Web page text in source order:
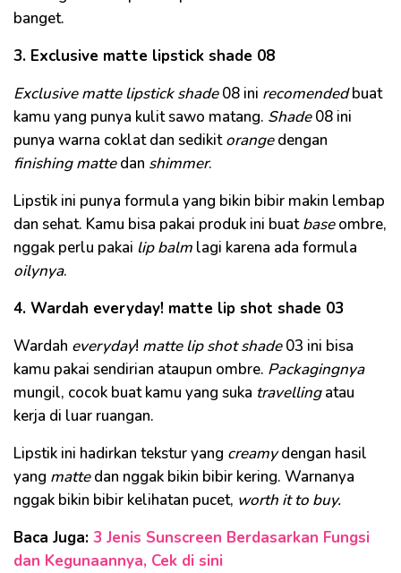
banget.
3. Exclusive matte lipstick shade 08
Exclusive matte lipstick shade08 ini recomendedbuat
kamu yang punya kulit sawo matang. Shade08 ini
punya warna coklat dan sedikitorangedengan
finishing mattedan shimmer.
Lipstik ini punya formula yang bikin bibir makin lembap
dan sehat. Kamu bisa pakai produk ini buatbaseombre,
nggak perlu pakai lip balm lagi karena ada formula
oilynya.
4. Wardah everyday! matte lip shot shade 03
Wardah everyday! matte lip shot shade03 ini bisa
kamu pakai sendirian ataupun ombre. Packagingnya
mungil, cocok buat kamu yang suka travellingatau
kerja di luar ruangan.
Lipstik ini hadirkan tekstur yang creamydengan hasil
yang mattedan nggak bikin bibir kering. Warnanya
nggak bikin bibir kelihatan pucet, worth it to buy.
Baca Juga: 3 Jenis Sunscreen Berdasarkan Fungsi
dan Kegunaannya, Cek di sini